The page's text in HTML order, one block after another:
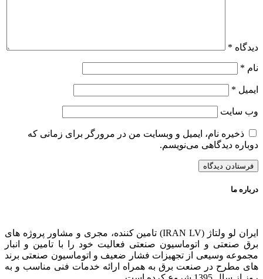
دیدگاه *
نام *
ایمیل *
وب‌ سایت
ذخیره نام، ایمیل و وبسایت من در مرورگر برای زمانی که
دوباره دیدگاهی می‌نویسم.
درباره ما
ایران لو ولتاژ (IRAN LV) تامین کننده، مجری و مشاور پروژه های
برق صنعتی و اتوماسیون صنعتی فعالیت خود را با تامین و انبار
مجموعه وسیعی از تجهیزات فشار ضعیف و اتوماسیون صنعتی برند
های مطرح در صنعت برق به همراه ارائه خدمات فنی مناسب و به